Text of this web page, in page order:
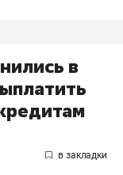
в